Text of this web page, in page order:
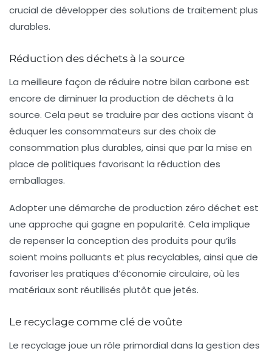
crucial de développer des solutions de traitement plus
durables.
Réduction des déchets à la source
La meilleure façon de réduire notre bilan carbone est
encore de diminuer la production de déchets à la
source. Cela peut se traduire par des actions visant à
éduquerles consommateurs sur des choix de
consommation plus durables, ainsi que par la mise en
place de politiques favorisant la réduction des
emballages.
Adopter une démarche de production zéro déchet est
une approche qui gagne en popularité. Cela implique
de repenser la conception des produits pour qu’ils
soient moins polluants et plus recyclables, ainsi que de
favoriser les pratiques d’économie circulaire, où les
matériaux sont réutilisés plutôt que jetés.
Le recyclage comme clé de voûte
Le recyclage joue un rôle primordial dans la gestion des